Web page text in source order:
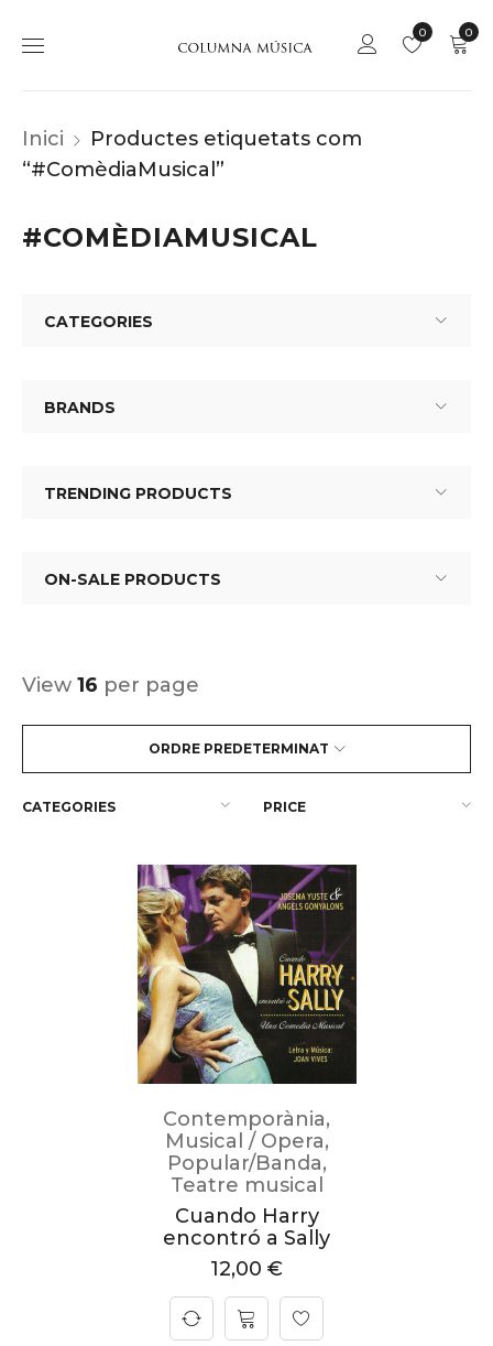
0
0
Inici
Productes etiquetats com
“#ComèdiaMusical”
#COMÈDIAMUSICAL
CATEGORIES
BRANDS
TRENDING PRODUCTS
ON-SALE PRODUCTS
ORDRE PREDETERMINAT
View 16 per page
CATEGORIES PRICE
Contemporània,
Musical / Opera,
Popular/Banda,
Teatre musical
Cuando Harry
encontró a Sally
12,00 €